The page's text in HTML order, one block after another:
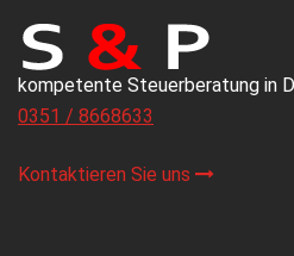
kompetente Steuerberatung in
0351 / 8668633
Kontaktieren Sie uns